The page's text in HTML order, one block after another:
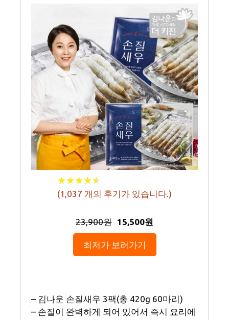
★★★★★
★★★★★
(1,037 개의 후기가 있습니다.)
23,900원 15,500원
최저가 보러가기
– 김나운 손질새우 3팩(총 420g 60마리)
– 손질이 완벽하게 되어 있어서 즉시 요리에